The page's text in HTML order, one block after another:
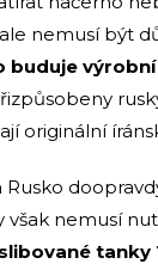
nemusí být
buduje
originální
nemusí
tanky